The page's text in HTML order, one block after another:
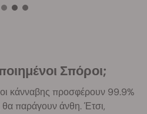
Σπόροι;
κάνναβης προσφέρουν 99.9%
παράγουν άνθη. Έτσι,